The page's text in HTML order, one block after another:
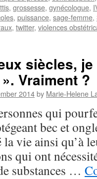
, grossesse, gynécologue,
, puissance, sage-femme,
, twitter, violences
siècles,
Vraiment ?
2014by Marie-Helene
qui
bec et
la vie ainsi qu’à
qui ont
substances …